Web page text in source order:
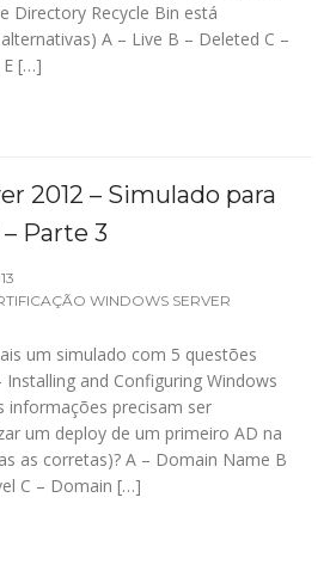
Directory Recycle Bin está
A – Live B – Deleted C –
E […]
2012 – Simulado para
Parte 3
WINDOWS SERVER
um simulado com 5 questões
and Configuring Windows
informações precisam ser
um deploy de um primeiro AD na
as corretas)? A – Domain Name B
C – Domain […]